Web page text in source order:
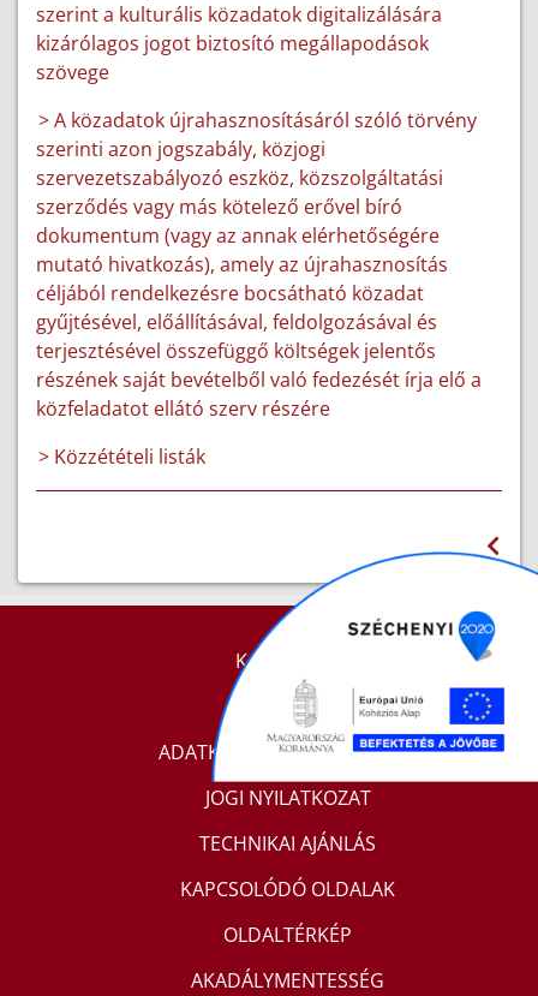
szerint a kulturális közadatok digitalizálására
kizárólagos jogot biztosító megállapodások
szövege
> A közadatok újrahasznosításáról szóló törvény
szerinti azon jogszabály, közjogi
szervezetszabályozó eszköz, közszolgáltatási
szerződés vagy más kötelező erővel bíró
dokumentum (vagy az annak elérhetőségére
mutató hivatkozás), amely az újrahasznosítás
céljából rendelkezésre bocsátható közadat
gyűjtésével, előállításával, feldolgozásával és
terjesztésével összefüggő költségek jelentős
részének saját bevételből való fedezését írja elő a
közfeladatot ellátó szerv részére
> Közzétételi listák
KAPCSOLAT
IMPRESSZUM
ADATKEZELÉSI TÁJÉKOZTATÓ
JOGI NYILATKOZAT
TECHNIKAI AJÁNLÁS
KAPCSOLÓDÓ OLDALAK
OLDALTÉRKÉP
AKADÁLYMENTESSÉG